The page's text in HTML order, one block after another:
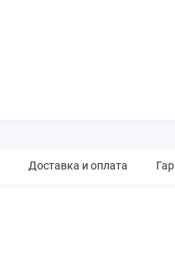
Доставка и оплата